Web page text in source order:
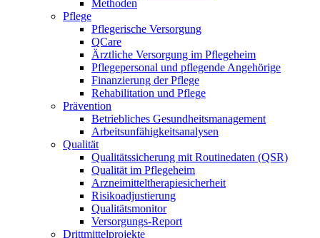
Methoden
Pflege
Pflegerische Versorgung
QCare
Ärztliche Versorgung im Pflegeheim
Pflegepersonal und pflegende Angehörige
Finanzierung der Pflege
Rehabilitation und Pflege
Prävention
Betriebliches Gesundheitsmanagement
Arbeitsunfähigkeitsanalysen
Qualität
Qualitätssicherung mit Routinedaten (QSR)
Qualität im Pflegeheim
Arzneimitteltherapiesicherheit
Risikoadjustierung
Qualitätsmonitor
Versorgungs-Report
Drittmittelprojekte